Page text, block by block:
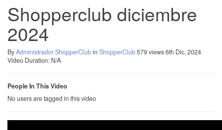
Shopperclub diciembre
2024
ByAdministrador ShopperClubin ShopperClub579 views6th Dic, 2024
Video Duration: N/A
People In This Video
No users are tagged in this video